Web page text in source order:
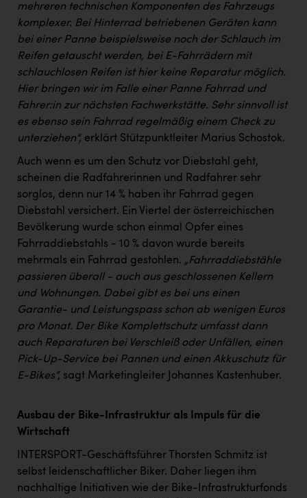
mehreren technischen Komponenten des Fahrzeugs
komplexer. Bei Hinterrad betriebenen Geräten kann
bei einer Panne beispielsweise noch der Schlauch im
Reifen getauscht werden, bei E-Fahrrädern mit
schlauchlosen Reifen ist hier keine Reparatur möglich.
Hier bringen wir im Falle einer Panne Fahrrad und
Fahrer:in zur nächsten Fachwerkstätte. Sehr sinnvoll ist
es ebenso sein Fahrrad regelmäßig einem Check zu
unterziehen“, erklärt Stützpunktleiter Marius Schostok.
Auch wenn es um den Schutz vor Diebstahl geht,
scheinen die Radfahrerinnen und Radfahrer sehr
sorglos, denn nur 14 % haben ihr Fahrrad gegen
Diebstahl versichert. Ein Viertel der österreichischen
Bevölkerung wurde schon einmal Opfer eines
Fahrraddiebstahls - 10 % davon wurde bereits
mehrmals ein Fahrrad gestohlen. „Fahrraddiebstähle
passieren überall - auch aus geschlossenen Kellern
und Wohnungen. Dabei gibt es bei uns einen
Garantie- und Leistungspass schon ab wenigen Euros
pro Monat. Der Bike Komplettschutz umfasst dann
auch Reparaturen bei Verschleiß oder Unfällen, einen
Pick-Up-Service bei Pannen und einen Akkuschutz für
E-Bikes“, sagt Marketingleiter Johannes Kastenhuber.
Ausbau der Bike-Infrastruktur als Impuls für die
Wirtschaft
INTERSPORT-Geschäftsführer Thorsten Schmitz ist
selbst leidenschaftlicher Biker. Daher liegen ihm
nachhaltige Initiativen wie der Bike-Infrastrukturfonds